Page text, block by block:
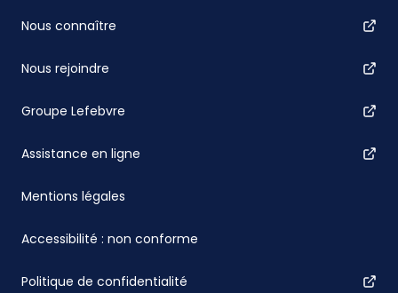
Nous connaître
Nous rejoindre
Groupe Lefebvre
Assistance en ligne
Mentions légales
Accessibilité : non conforme
Politique de confidentialité